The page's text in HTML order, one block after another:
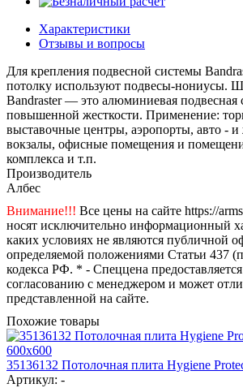
Характеристики
Отзывы и вопросы
Для крепления подвесной системы
потолку используют подвесы-нониусы.
Bandraster — это алюминиевая подвесная
повышенной жесткости. Применение:
выставочные центры, аэропорты, авто -
вокзалы, офисные помещения и
комплекса и т.п.
Производитель
Албес
Внимание!!! Все цены на сайте https://
носят исключительно информационный
каких условиях не являются публичной
определяемой положениями Статьи 437
кодекса РФ. * - Спеццена
согласованию с менеджером и может
представленной на сайте.
Похожие товары
35136132 Потолочная плита Hygiene
Артикул: -